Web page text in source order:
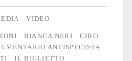
VIDEO
BIANCA NERI
CIRO
ANTISPECISTA
IL BIGLIETTO